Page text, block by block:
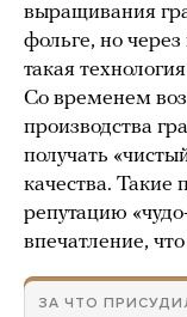
выращивания
фольге, но через
такая
Со временем
производства
получать
качества. Такие
репутацию
впечатление,
ЗА ЧТО